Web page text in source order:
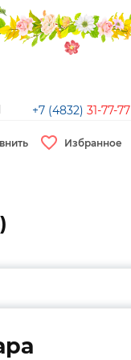
+7 (4832) 31-77-77
Избранное